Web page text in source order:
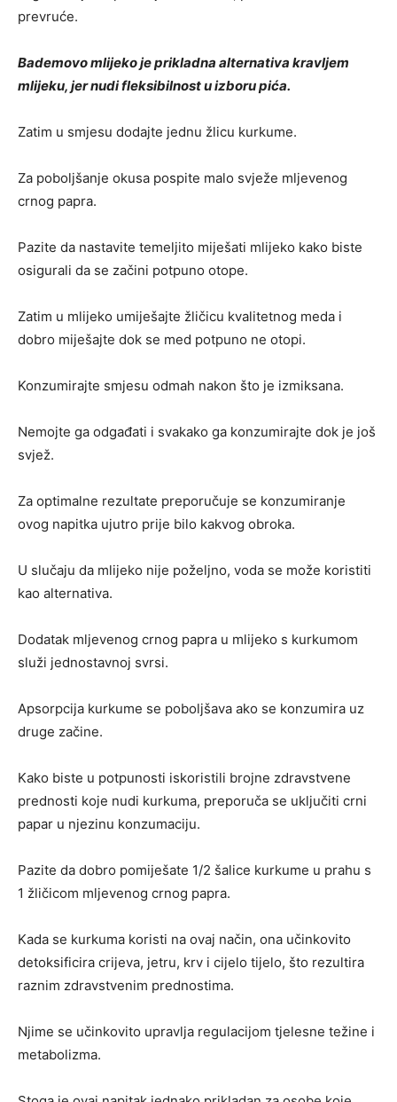
prevruće.
Bademovo mlijeko je prikladna alternativa kravljem
mlijeku, jer nudi fleksibilnost u izboru pića.
Zatim u smjesu dodajte jednu žlicu kurkume.
Za poboljšanje okusa pospite malo svježe mljevenog
crnog papra.
Pazite da nastavite temeljito miješati mlijeko kako biste
osigurali da se začini potpuno otope.
Zatim u mlijeko umiješajte žličicu kvalitetnog meda i
dobro miješajte dok se med potpuno ne otopi.
Konzumirajte smjesu odmah nakon što je izmiksana.
Nemojte ga odgađati i svakako ga konzumirajte dok je još
svjež.
Za optimalne rezultate preporučuje se konzumiranje
ovog napitka ujutro prije bilo kakvog obroka.
U slučaju da mlijeko nije poželjno, voda se može koristiti
kao alternativa.
Dodatak mljevenog crnog papra u mlijeko s kurkumom
služi jednostavnoj svrsi.
Apsorpcija kurkume se poboljšava ako se konzumira uz
druge začine.
Kako biste u potpunosti iskoristili brojne zdravstvene
prednosti koje nudi kurkuma, preporuča se uključiti crni
papar u njezinu konzumaciju.
Pazite da dobro pomiješate 1/2 šalice kurkume u prahu s
1 žličicom mljevenog crnog papra.
Kada se kurkuma koristi na ovaj način, ona učinkovito
detoksificira crijeva, jetru, krv i cijelo tijelo, što rezultira
raznim zdravstvenim prednostima.
Njime se učinkovito upravlja regulacijom tjelesne težine i
metabolizma.